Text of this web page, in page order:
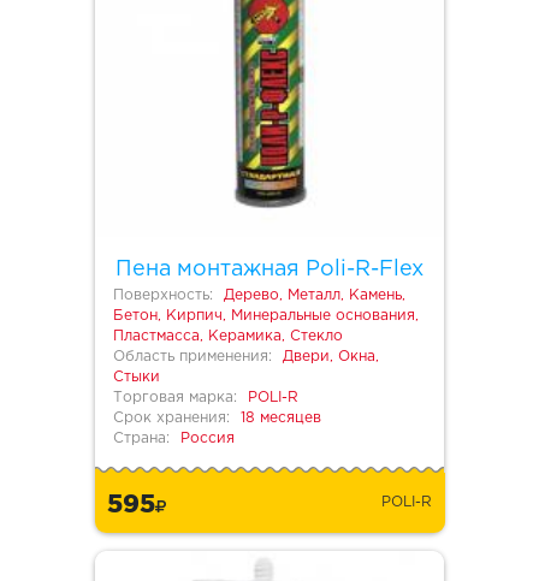
Пена монтажная Poli-R-Flex
Поверхность:
Дерево, Металл, Камень,
Бетон, Кирпич, Минеральные основания,
Пластмасса, Керамика, Стекло
Область применения:
Двери, Окна,
Стыки
Торговая марка:
POLI-R
Срок хранения:
18 месяцев
Страна:
Россия
595 POLI-R